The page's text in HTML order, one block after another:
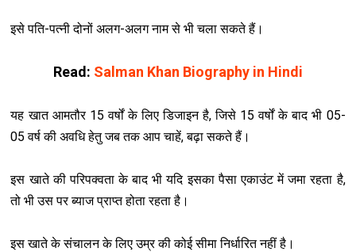
इसे पति-पत्‍नी दोनों अलग-अलग नाम से भी चला सकते हैं।
Read: Salman Khan Biography in Hindi
यह खात आमतौर 15 वर्षों के लिए डिजाइन है, जिसे 15 वर्षों के बाद भी 05-
05 वर्ष की अवधि हेतु जब तक आप चाहें, बढ़ा सकते हैं।
इस खाते की परिपक्‍वता के बाद भी यदि इसका पैसा एकाउंट में जमा रहता है,
तो भी उस पर ब्‍याज प्राप्‍त होता रहता है।
इस खाते के संचालन के लिए उम्र की कोई सीमा निर्धारित नहीं है।